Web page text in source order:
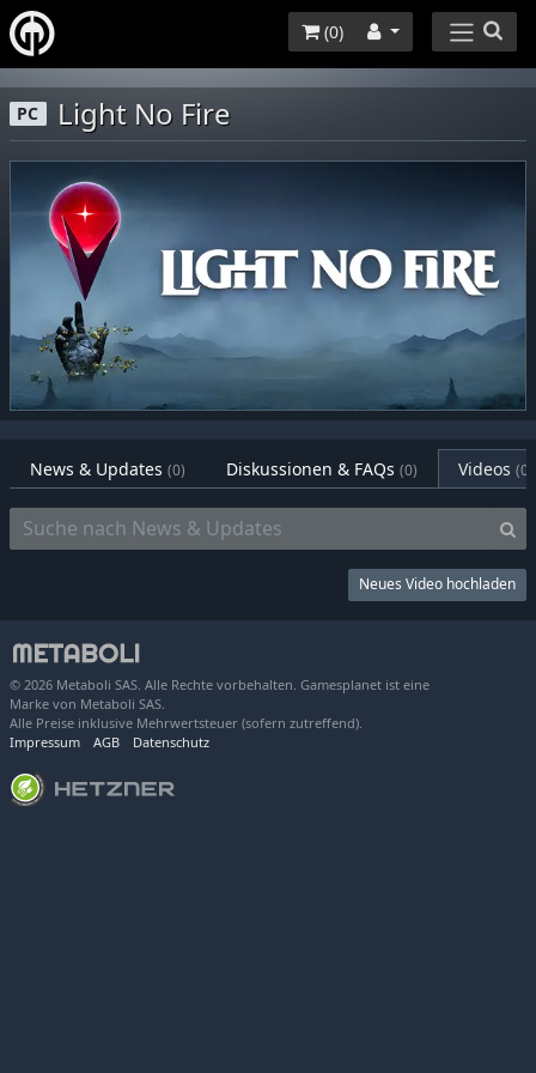
(0)
PC Light No Fire
News & Updates (0) Diskussionen & FAQs (0) Videos (0)
Neues Video hochladen
© 2026 Metaboli SAS. Alle Rechte vorbehalten. Gamesplanet ist eine
Marke von Metaboli SAS.
Alle Preise inklusive Mehrwertsteuer (sofern zutreffend).
Impressum
AGB Datenschutz